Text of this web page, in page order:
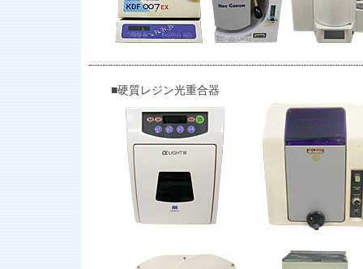
■硬質レジン光重合器